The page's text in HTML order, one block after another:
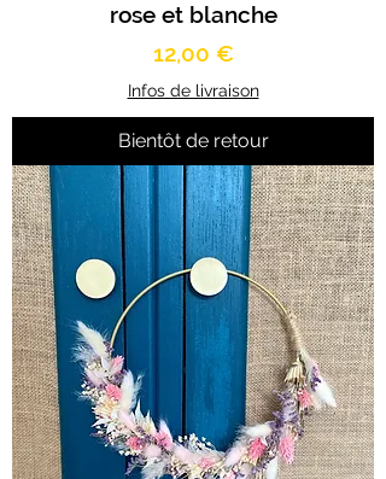
rose et blanche
Prix
12,00 €
Infos de livraison
Bientôt de retour